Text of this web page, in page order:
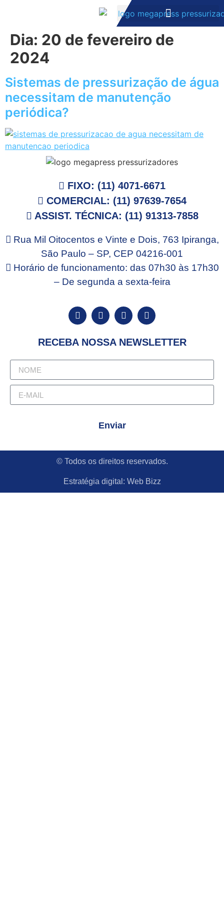
Dia: 20 de fevereiro de
2024
Sistemas de pressurização de água
necessitam de manutenção
periódica?
Os sistemas de pressurização desempenham um papel
essencial em ambientes residenciais, comerciais e
industriais, pois asseguram um fluxo constante e
adequado de água com uma boa pressão. No entanto,
muitas vezes, a manutenção adequada desses sistemas
é negligenciada, levando a problemas que podem
o uso confortável da […]
FIXO: (11) 4071-6671
COMERCIAL: (11) 97639-7654
ASSIST. TÉCNICA: (11) 91313-7858
Rua Mil Oitocentos e Vinte e Dois, 763 Ipiranga,
São Paulo – SP, CEP 04216-001
Horário de funcionamento: das 07h30 às 17h30
– De segunda a sexta-feira
RECEBA NOSSA NEWSLETTER
Enviar
© Todos os direitos reservados.
Estratégia digital: Web Bizz